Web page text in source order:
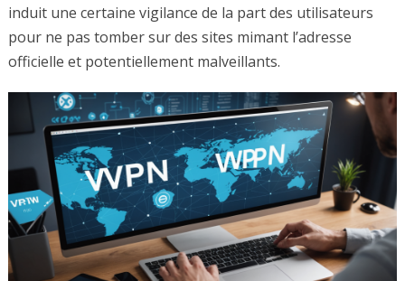
induit une certaine vigilance de la part des utilisateurs
pour ne pas tomber sur des sites mimant l’adresse
officielle et potentiellement malveillants.